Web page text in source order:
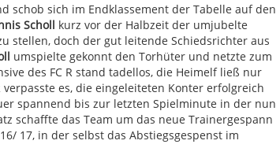
schob sich im Endklassement der Tabelle auf den
Scholl kurz vor der Halbzeit der umjubelte
stellen, doch der gut leitende Schiedsrichter aus
umspielte gekonnt den Torhüter und netzte zum
des FC R stand tadellos, die Heimelf ließ nur
verpasste es, die eingeleiteten Konter erfolgreich
spannend bis zur letzten Spielminute in der nun
schaffte das Team um das neue Trainergespann
17, in der selbst das Abstiegsgespenst im